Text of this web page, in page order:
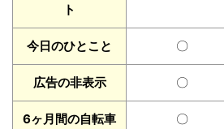
ト
今日のひとこと 〇
広告の非表示 〇
6ヶ月間の自転車
〇